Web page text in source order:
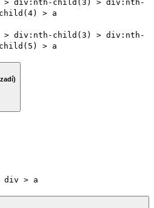
> div:nth-child(3) > div:nth-
> a
> div:nth-child(3) > div:nth-
> a
div > a